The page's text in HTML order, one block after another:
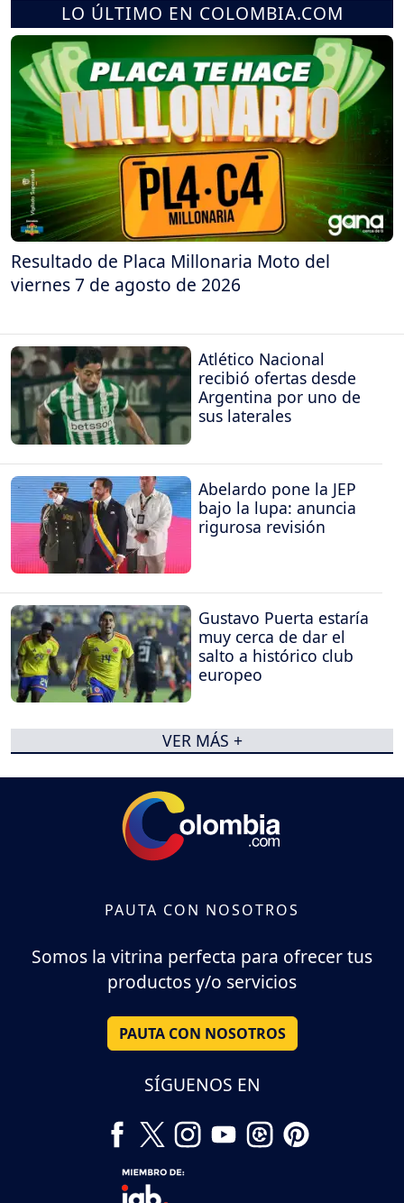
LO ÚLTIMO EN COLOMBIA.COM
Resultado de Placa Millonaria Moto del
viernes 7 de agosto de 2026
Atlético Nacional
recibió ofertas desde
Argentina por uno de
sus laterales
Abelardo pone la JEP
bajo la lupa: anuncia
rigurosa revisión
Gustavo Puerta estaría
muy cerca de dar el
salto a histórico club
europeo
VER MÁS +
PAUTA CON NOSOTROS
Somos la vitrina perfecta para ofrecer tus
productos y/o servicios
PAUTA CON NOSOTROS
SÍGUENOS EN